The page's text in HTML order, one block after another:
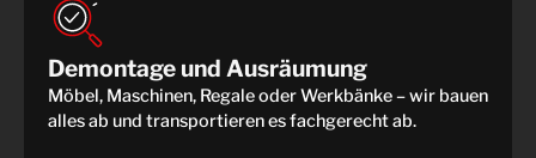
Demontage und Ausräumung
Möbel, Maschinen, Regale oder Werkbänke – wir bauen
alles ab und transportieren es fachgerecht ab.